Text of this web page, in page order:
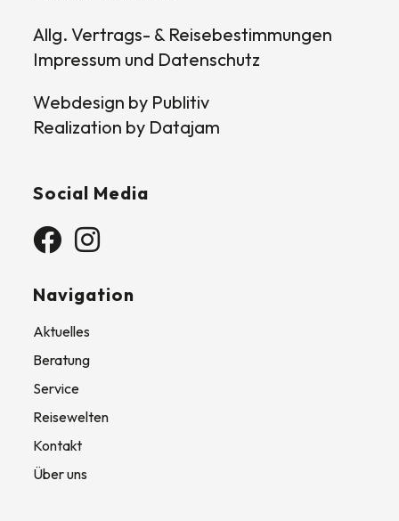
Allg. Vertrags- & Reisebestimmungen
Impressum und Datenschutz
Webdesign by Publitiv
Realization by Datajam
Social Media
Navigation
Aktuelles
Beratung
Service
Reisewelten
Kontakt
Über uns